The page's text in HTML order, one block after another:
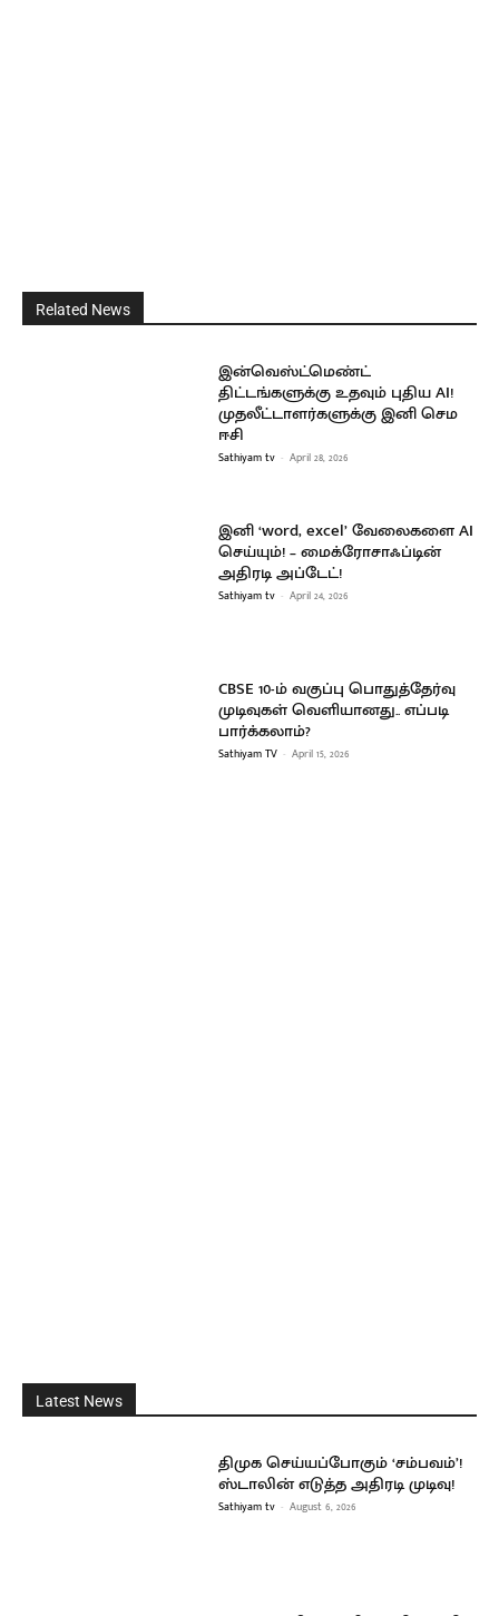
Related News
இன்வெஸ்ட்மெண்ட்
திட்டங்களுக்கு உதவும் புதிய AI!
முதலீட்டாளர்களுக்கு இனி செம
ஈசி
Sathiyam tv - April 28, 2026
இனி ‘word, excel’ வேலைகளை AI
செய்யும்! – மைக்ரோசாஃப்டின்
அதிரடி அப்டேட்!
Sathiyam tv - April 24, 2026
CBSE 10-ம் வகுப்பு பொதுத்தேர்வு
முடிவுகள் வெளியானது.. எப்படி
பார்க்கலாம்?
Sathiyam TV - April 15, 2026
Latest News
திமுக செய்யப்போகும் ‘சம்பவம்’!
ஸ்டாலின் எடுத்த அதிரடி முடிவு!
Sathiyam tv - August 6, 2026